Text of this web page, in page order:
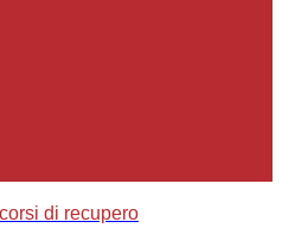
di recupero